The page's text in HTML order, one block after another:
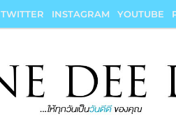
TWITTER INSTAGRAM YOUTUBE